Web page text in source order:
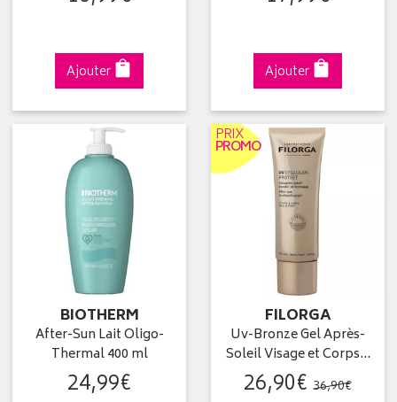
Ajouter Ajouter
BIOTHERM
After-Sun Lait Oligo-
Thermal 400 ml
24,99€
PRIX
PROMO
FILORGA
Uv-Bronze Gel Après-
Soleil Visage et Corps…
26,90€ 36,90€